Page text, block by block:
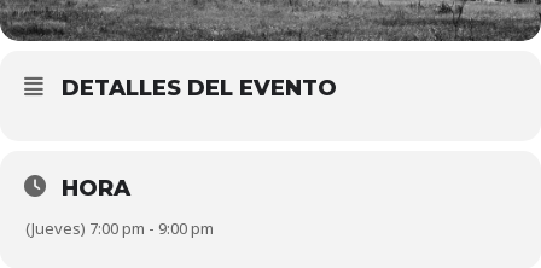
DETALLES DEL EVENTO
HORA
(Jueves) 7:00 pm - 9:00 pm